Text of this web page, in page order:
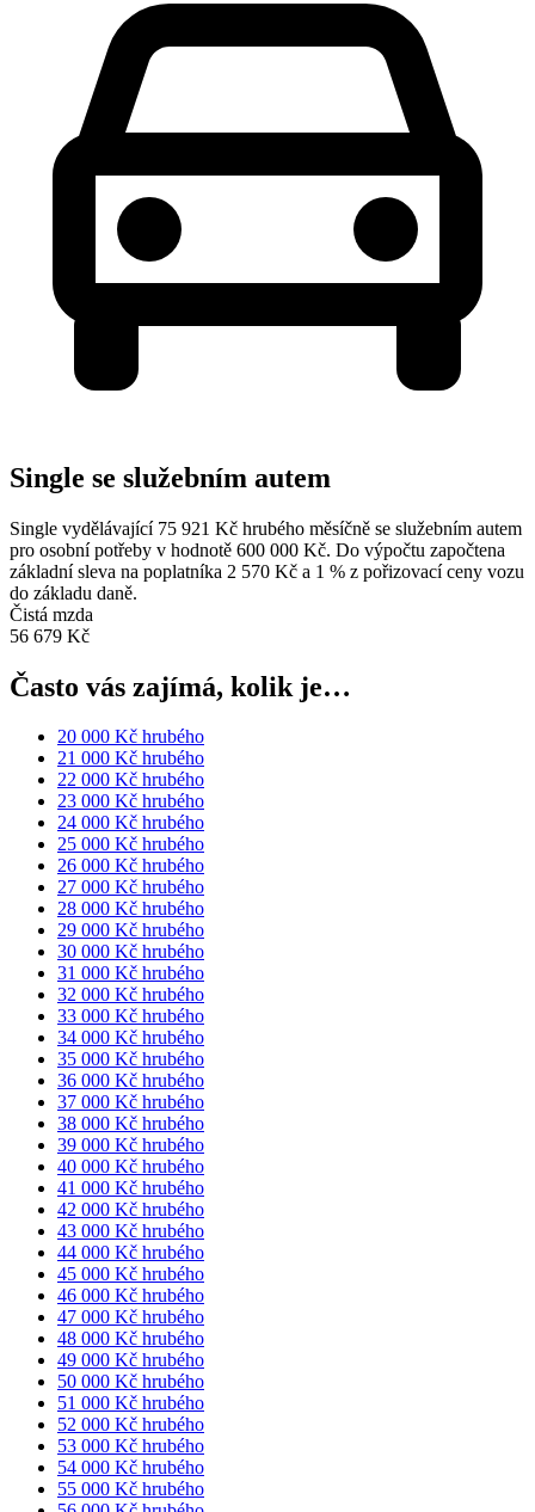
Single se služebním autem
Single vydělávající 75 921 Kč hrubého měsíčně se služebním autem
pro osobní potřeby v hodnotě 600 000 Kč. Do výpočtu započtena
základní sleva na poplatníka 2 570 Kč a 1 % z pořizovací ceny vozu
do základu daně.
Čistá mzda
56 679 Kč
Často vás zajímá, kolik je…
20 000 Kč hrubého
21 000 Kč hrubého
22 000 Kč hrubého
23 000 Kč hrubého
24 000 Kč hrubého
25 000 Kč hrubého
26 000 Kč hrubého
27 000 Kč hrubého
28 000 Kč hrubého
29 000 Kč hrubého
30 000 Kč hrubého
31 000 Kč hrubého
32 000 Kč hrubého
33 000 Kč hrubého
34 000 Kč hrubého
35 000 Kč hrubého
36 000 Kč hrubého
37 000 Kč hrubého
38 000 Kč hrubého
39 000 Kč hrubého
40 000 Kč hrubého
41 000 Kč hrubého
42 000 Kč hrubého
43 000 Kč hrubého
44 000 Kč hrubého
45 000 Kč hrubého
46 000 Kč hrubého
47 000 Kč hrubého
48 000 Kč hrubého
49 000 Kč hrubého
50 000 Kč hrubého
51 000 Kč hrubého
52 000 Kč hrubého
53 000 Kč hrubého
54 000 Kč hrubého
55 000 Kč hrubého